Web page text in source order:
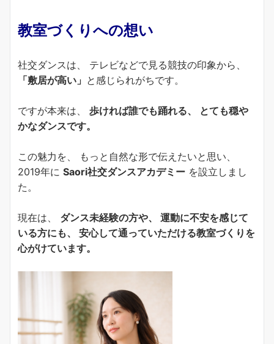
教室づくりへの想い
社交ダンスは、 テレビなどで見る競技の印象から、
「敷居が高い」 と感じられがちです。
ですが本来は、 歩ければ誰でも踊れる、 とても穏や
かなダンスです。
この魅力を、 もっと自然な形で伝えたいと思い、
2019年に Saori社交ダンスアカデミー を設立しまし
た。
現在は、 ダンス未経験の方や、 運動に不安を感じて
いる方にも、 安心して通っていただける教室づくりを
心がけています。